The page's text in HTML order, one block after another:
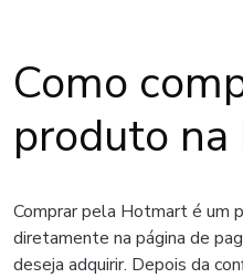
Como
produto
Comprar pela Hotmart é um
diretamente na página de
deseja adquirir. Depois da